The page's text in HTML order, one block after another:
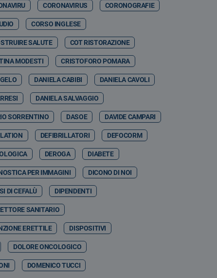
CORONAVIRUS CORONOGRAFIE
CORSO INGLESE
SALUTE COT RISTORAZIONE
MODESTI CRISTOFORO POMARA
DANIELA CABIBI DANIELA CAVOLI
DANIELA SALVAGGIO
SORRENTINO DASOE DAVIDE CAMPARI
DEFIBRILLATORI DEFOCORM
DEROGA DIABETE
PER IMMAGINI DICONO DI NOI
DI CEFALÙ DIPENDENTI
SANITARIO
ERETTILE DISPOSITIVI
DOLORE ONCOLOGICO
DOMENICO TUCCI